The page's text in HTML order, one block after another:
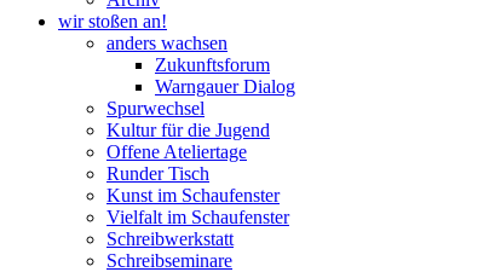
wir stoßen an!
anders wachsen
Zukunftsforum
Warngauer Dialog
Spurwechsel
Kultur für die Jugend
Offene Ateliertage
Runder Tisch
Kunst im Schaufenster
Vielfalt im Schaufenster
Schreibwerkstatt
Schreibseminare